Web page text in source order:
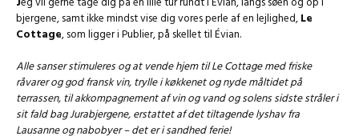
bjergene, samt ikke mindst vise dig vores perle af en lejlighed,Le
Cottage, som ligger i Publier, på skellet til Évian.
Alle sanser stimuleres og at vende hjem til Le Cottage med friske
råvarer og god fransk vin, trylle i køkkenet og nyde måltidet på
terrassen, til akkompagnement af vin og vand og solens sidste stråler i
sit fald bag Jurabjergene, erstattet af det tiltagende lyshav fra
Lausanne og nabobyer – det er i sandhed ferie!